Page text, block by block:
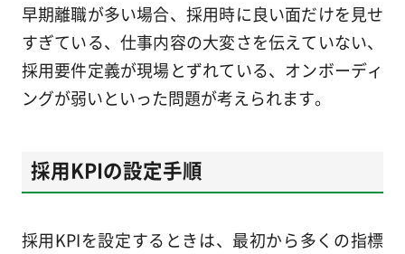
早期離職が多い場合、採用時に良い面だけを見せ
すぎている、仕事内容の大変さを伝えていない、
採用要件定義が現場とずれている、オンボーディ
ングが弱いといった問題が考えられます。
採用KPIの設定手順
採用KPIを設定するときは、最初から多くの指標